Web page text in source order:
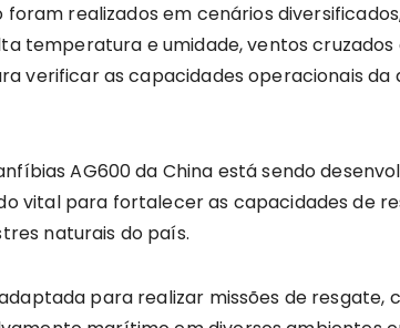
foram realizados em cenários
temperatura e umidade, ventos
verificar as capacidades operacionais da
AG600 da China está sendo
vital para fortalecer as capacidades de
naturais do país.
para realizar missões de resgate,